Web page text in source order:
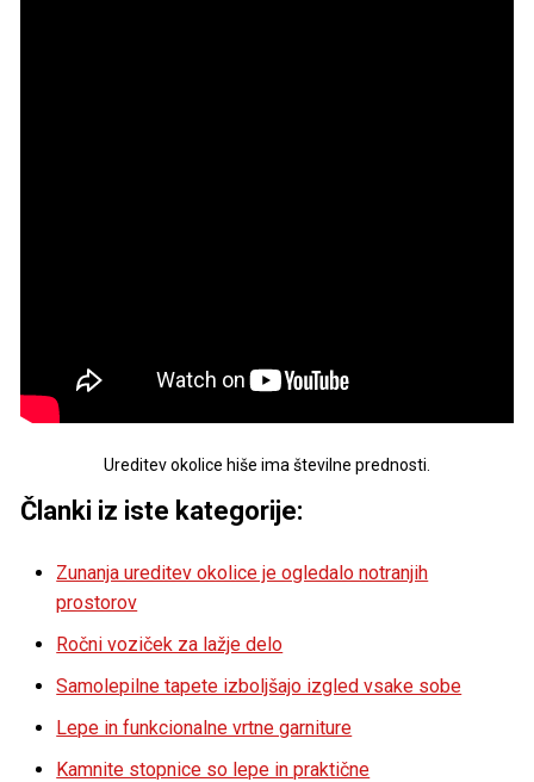
Ureditev okolice hiše ima številne prednosti.
Članki iz iste kategorije:
Zunanja ureditev okolice je ogledalo notranjih
prostorov
Ročni voziček za lažje delo
Samolepilne tapete izboljšajo izgled vsake sobe
Lepe in funkcionalne vrtne garniture
Kamnite stopnice so lepe in praktične